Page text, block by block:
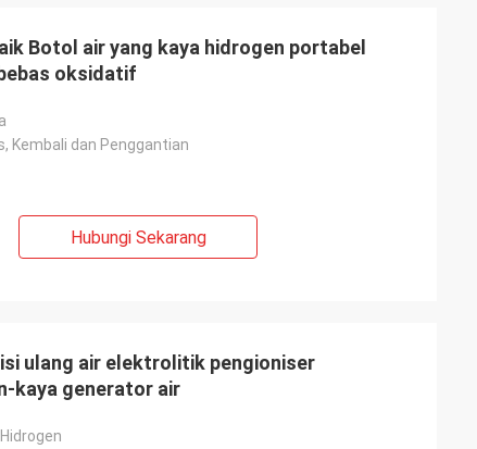
Botol air yang kaya hidrogen portabel
oksidatif
Kembali dan Penggantian
Hubungi Sekarang
ulang air elektrolitik pengioniser
kaya generator air